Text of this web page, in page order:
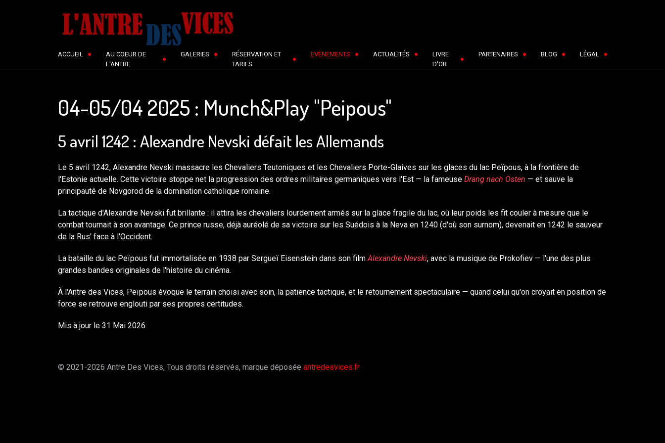
ACCUEIL
AU COEUR DE
L'ANTRE
GALERIES
RÉSERVATION ET
TARIFS
EVÈNEMENTS ACTUALITÉS
LIVRE
D'OR
PARTENAIRES BLOG LÉGAL
04-05/04 2025 : Munch&Play "Peipous"
5 avril 1242 : Alexandre Nevski défait les Allemands
Le 5 avril 1242, Alexandre Nevski massacre les Chevaliers Teutoniques et les Chevaliers Porte-Glaives sur les glaces du lac Peïpous, à la frontière de
l'Estonie actuelle. Cette victoire stoppe net la progression des ordres militaires germaniques vers l'Est — la fameuse Drang nach Osten — et sauve la
principauté de Novgorod de la domination catholique romaine.
La tactique d'Alexandre Nevski fut brillante : il attira les chevaliers lourdement armés sur la glace fragile du lac, où leur poids les fit couler à mesure que le
combat tournait à son avantage. Ce prince russe, déjà auréolé de sa victoire sur les Suédois à la Neva en 1240 (d'où son surnom), devenait en 1242 le sauveur
de la Rus' face à l'Occident.
La bataille du lac Peïpous fut immortalisée en 1938 par Sergueï Eisenstein dans son filmAlexandre Nevski, avec la musique de Prokofiev — l'une des plus
grandes bandes originales de l'histoire du cinéma.
À l'Antre des Vices, Peïpous évoque le terrain choisi avec soin, la patience tactique, et le retournement spectaculaire — quand celui qu'on croyait en position de
force se retrouve englouti par ses propres certitudes.
Mis à jour le 31 Mai 2026.
© 2021-2026 Antre Des Vices, Tous droits réservés, marque déposée antredesvices.fr